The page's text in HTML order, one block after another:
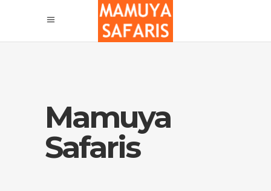
Mamuya
Safaris